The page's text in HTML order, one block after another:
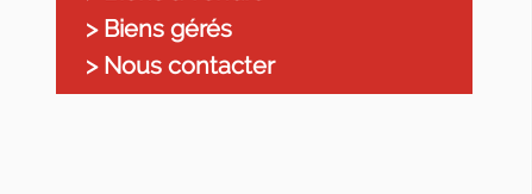
> Biens gérés
> Nous contacter